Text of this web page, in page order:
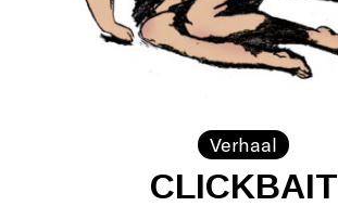
Verhaal
CLICKBAIT